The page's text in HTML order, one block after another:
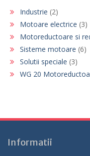
Industrie (2)
Motoare electrice (3)
Motoreductoare si
Sisteme motoare (6)
Solutii speciale (3)
WG 20
Informatii